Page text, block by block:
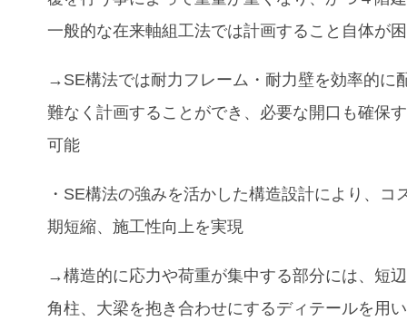
一般的な在来軸組工法では計画すること自体が
→SE構法では耐力フレーム・耐力壁を効率的に
難なく計画することができ、必要な開口も確保
可能
・SE構法の強みを活かした構造設計により、コ
期短縮、施工性向上を実現
→構造的に応力や荷重が集中する部分には、短
角柱、大梁を抱き合わせにするディテールを用